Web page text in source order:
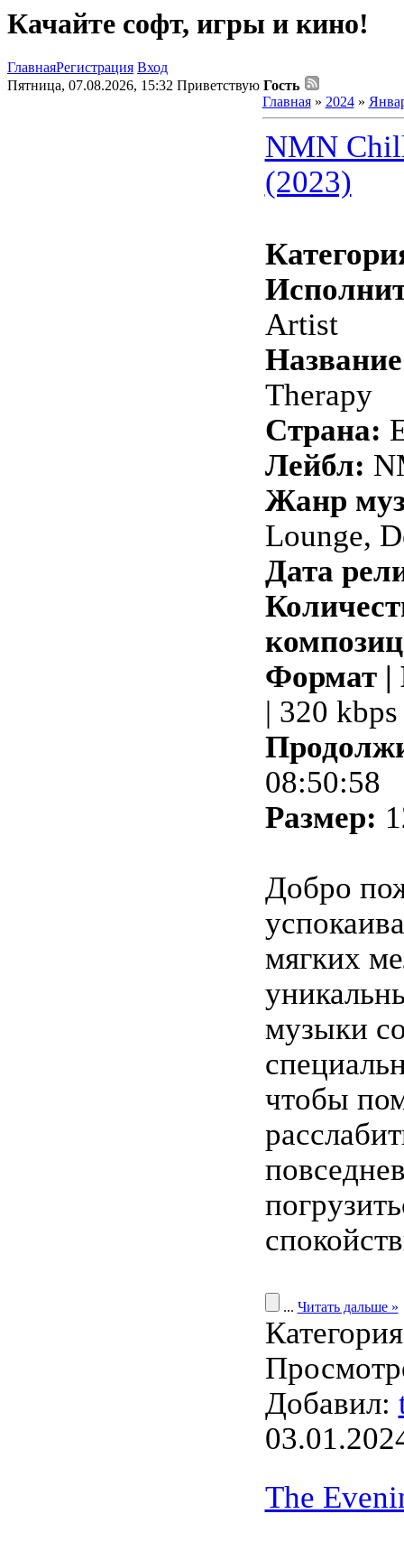
Качайте софт, игры и кино!
ГлавнаяРегистрация Вход
Пятница, 07.08.2026, 15:32 Приветствую Гость
Главная» 2024 »
NMN
(2023)
Artist
Therapy
Страна:
Лейбл:
Жанр
Lounge,
Дата
Формат |
| 320 kbps
08:50:58
Размер:
Добро
мягких
музыки
чтобы
... Читать дальше »
Добавил:
The